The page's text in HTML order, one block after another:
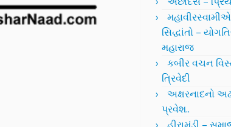
સિદ્ધાંતો –
મહારાજ
કબીર વચન
ત્રિવેદી
અક્ષરનાદનો
પ્રવેશ..